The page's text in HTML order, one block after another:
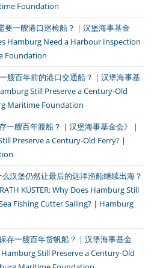
Foundation
要一艘港口巡检船？｜汉堡海事基金
Hamburg Need a Harbour Inspection
Foundation
艘百年前的港口交通船？｜汉堡海事基
Still Preserve a Century-Old
Maritime Foundation
一艘百年渡船？｜汉堡海事基金会》｜
Preserve a Century-Old Ferry? |
么汉堡仍然让最后的远洋渔船继续出海？
KÜSTER: Why Does Hamburg Still
Fishing Cutter Sailing? | Hamburg
存一艘百年货帆船？｜汉堡海事基金
Still Preserve a Century-Old